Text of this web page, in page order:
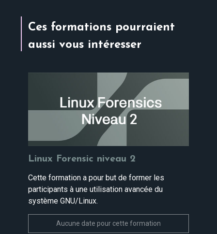
Ces formations pourraient
aussi vous intéresser
Linux Forensic niveau 2
Cette formation a pour but de former les
participants à une utilisation avancée du
système GNU/Linux.
Aucune date pour cette formation